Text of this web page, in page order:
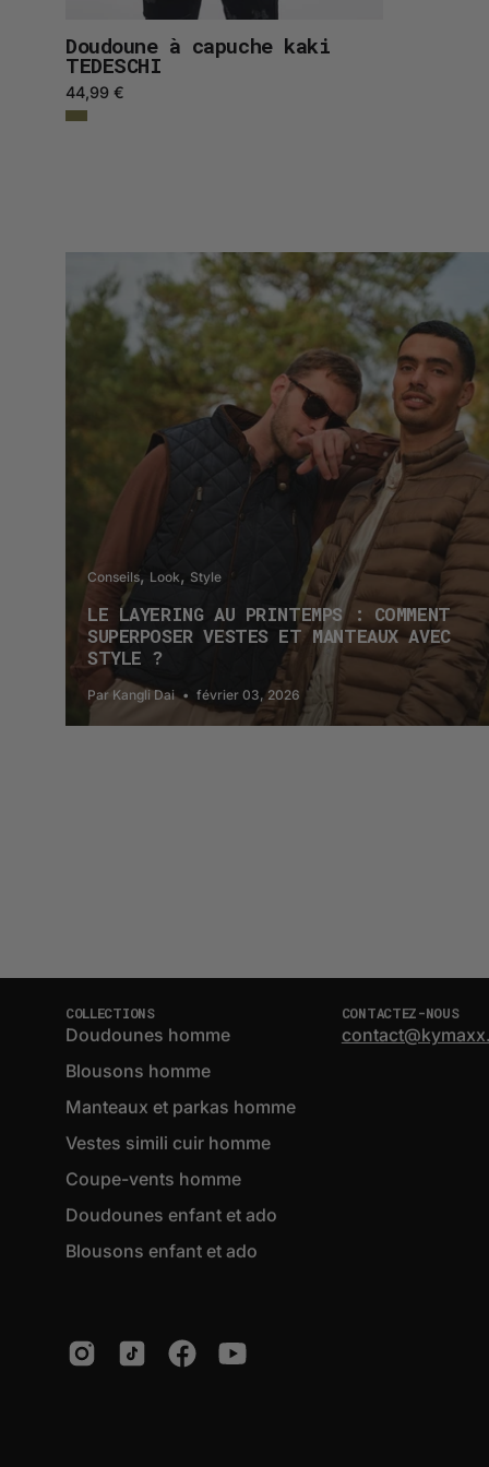
Doudoune à capuche kaki
TEDESCHI
44,99 €
Conseils Look Style
LE LAYERING AU PRINTEMPS : COMMENT
SUPERPOSER VESTES ET MANTEAUX AVEC
STYLE ?
Par Kangli Dai février 03, 2026
COLLECTIONS
Doudounes homme
Blousons homme
Manteaux et parkas homme
Vestes simili cuir homme
Coupe-vents homme
Doudounes enfant et ado
Blousons enfant et ado
CONTACTEZ-NOUS